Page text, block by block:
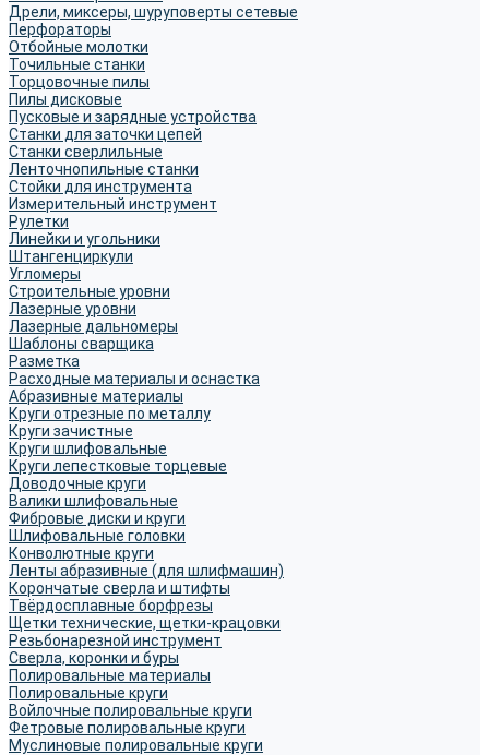
Дрели, миксеры, шуруповерты сетевые
Перфораторы
Отбойные молотки
Точильные станки
Торцовочные пилы
Пилы дисковые
Пусковые и зарядные устройства
Станки для заточки цепей
Станки сверлильные
Ленточнопильные станки
Стойки для инструмента
Измерительный инструмент
Рулетки
Линейки и угольники
Штангенциркули
Угломеры
Строительные уровни
Лазерные уровни
Лазерные дальномеры
Шаблоны сварщика
Разметка
Расходные материалы и оснастка
Абразивные материалы
Круги отрезные по металлу
Круги зачистные
Круги шлифовальные
Круги лепестковые торцевые
Доводочные круги
Валики шлифовальные
Фибровые диски и круги
Шлифовальные головки
Конволютные круги
Ленты абразивные (для шлифмашин)
Корончатые сверла и штифты
Твёрдосплавные борфрезы
Щетки технические, щетки-крацовки
Резьбонарезной инструмент
Сверла, коронки и буры
Полировальные материалы
Полировальные круги
Войлочные полировальные круги
Фетровые полировальные круги
Муслиновые полировальные круги